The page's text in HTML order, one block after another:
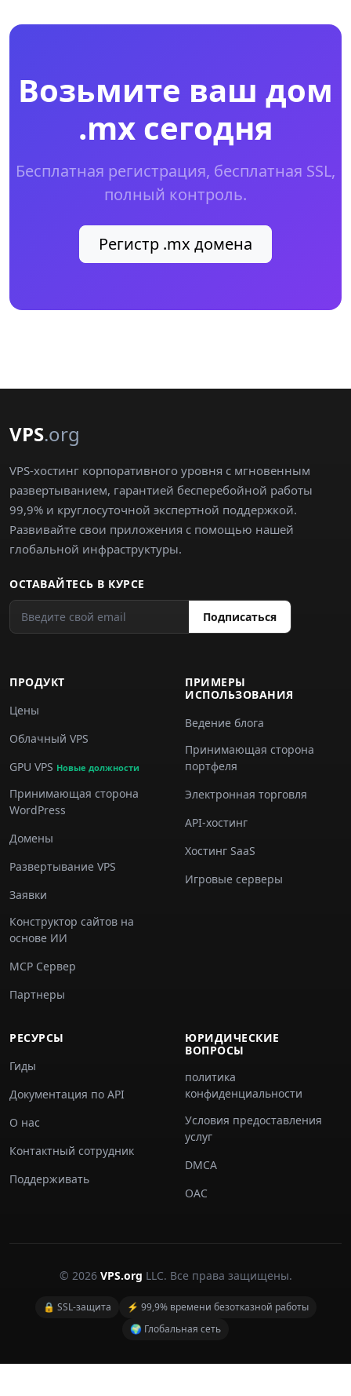
Возьмите ваш дом
.mx сегодня
Бесплатная регистрация, бесплатная SSL,
полный контроль.
Регистр .mx домена
VPS.org
VPS-хостинг корпоративного уровня с мгновенным
развертыванием, гарантией бесперебойной работы
99,9% и круглосуточной экспертной поддержкой.
Развивайте свои приложения с помощью нашей
глобальной инфраструктуры.
ОСТАВАЙТЕСЬ В КУРСЕ
Подписаться
ПРОДУКТ
Цены
Облачный VPS
GPU VPS Новые должности
Принимающая сторона
WordPress
Домены
Развертывание VPS
Заявки
Конструктор сайтов на
основе ИИ
MCP Сервер
Партнеры
ПРИМЕРЫ
ИСПОЛЬЗОВАНИЯ
Ведение блога
Принимающая сторона
портфеля
Электронная торговля
API-хостинг
Хостинг SaaS
Игровые серверы
РЕСУРСЫ
Гиды
Документация по API
О нас
Контактный сотрудник
Поддерживать
ЮРИДИЧЕСКИЕ
ВОПРОСЫ
политика
конфиденциальности
Условия предоставления
услуг
DMCA
ОАС
© 2026 VPS.org LLC. Все права защищены.
🔒 SSL-защита
⚡ 99,9% времени безотказной работы
🌍 Глобальная сеть